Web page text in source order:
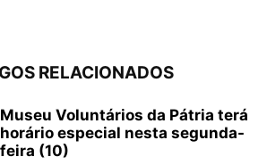
RELACIONADOS
Museu Voluntários da Pátria terá
horário especial nesta segunda-
feira (10)